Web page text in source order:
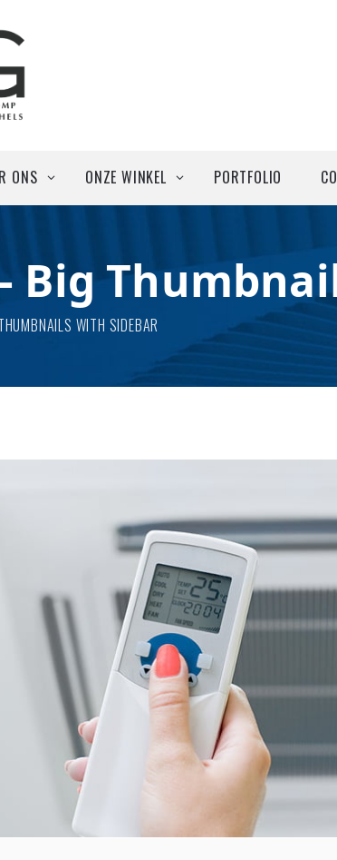
ONS
Klanten
ONZE WINKEL
Airco’s / warmtepompen
Houtkachels
PORTFOLIO
Big
WITH SIDEBAR